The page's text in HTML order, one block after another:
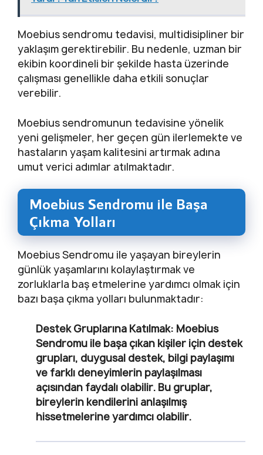
Moebius sendromu tedavisi, multidisipliner bir
yaklaşım gerektirebilir. Bu nedenle, uzman bir
ekibin koordineli bir şekilde hasta üzerinde
çalışması genellikle daha etkili sonuçlar
verebilir.
Moebius sendromunun tedavisine yönelik
yeni gelişmeler, her geçen gün ilerlemekte ve
hastaların yaşam kalitesini artırmak adına
umut verici adımlar atılmaktadır.
Moebius Sendromu ile Başa
Çıkma Yolları
Moebius Sendromu ile yaşayan bireylerin
günlük yaşamlarını kolaylaştırmak ve
zorluklarla baş etmelerine yardımcı olmak için
bazı başa çıkma yolları bulunmaktadır:
Destek Gruplarına Katılmak: Moebius
Sendromu ile başa çıkan kişiler için destek
grupları, duygusal destek, bilgi paylaşımı
ve farklı deneyimlerin paylaşılması
açısından faydalı olabilir. Bu gruplar,
bireylerin kendilerini anlaşılmış
hissetmelerine yardımcı olabilir.